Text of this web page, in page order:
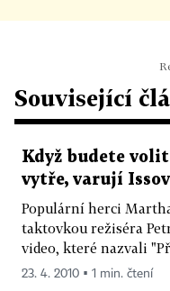
Související
Když budete
vytře, varují
Populární herci
taktovkou režiséra
video, které nazvali
23. 4. 2010 ▪ 1 min. čtení